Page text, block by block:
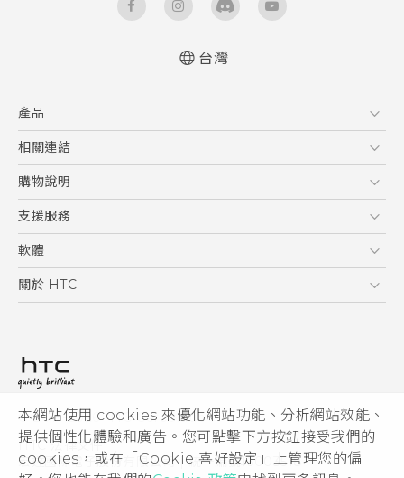
本網站使用 cookies 來優化網站功能、分析網站效能、
提供個性化體驗和廣告。您可點擊下方按鈕接受我們的
cookies，或在「Cookie 喜好設定」上管理您的偏
台灣
產品
5G
配件
相關連結
HTC Research
購物說明
購物須知
付款方式
支援服務
到府收送維修服務
客戶服務佈告欄
軟體
應用程式
HTC Sync Manager
關於 HTC
投資人
隱私權政策
產品安全性
© 2011-2026 HTC Corporation
HTC 法律文件
宏達國際電子股份有限公司 | 統一編號16003518